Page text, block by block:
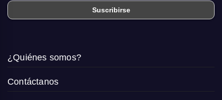
¿Quiénes somos?
Contáctanos